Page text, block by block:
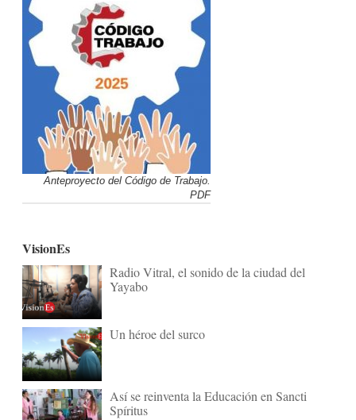
Anteproyecto del Código de Trabajo.
PDF
VisionEs
Radio Vitral, el sonido de la ciudad del
Yayabo
Un héroe del surco
Así se reinventa la Educación en Sancti
Spíritus